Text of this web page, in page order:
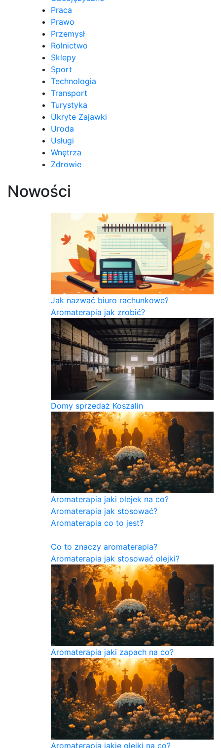
Praca
Prawo
Przemysł
Rolnictwo
Sklepy
Sport
Technologia
Transport
Turystyka
Ukryte Zajawki
Uroda
Usługi
Wnętrza
Zdrowie
Nowości
Jak nazwać biuro rachunkowe?
Aromaterapia jak zrobić?
Domy sprzedaż Koszalin
Aromaterapia jaki olejek na co?
Aromaterapia jak stosować?
Aromaterapia co to jest?
Co to znaczy aromaterapia?
Aromaterapia jak stosować olejki?
Aromaterapia jaki zapach na co?
Aromaterapia jakie olejki na co?